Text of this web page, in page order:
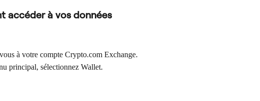
accéder à vos données
à votre compte Crypto.com Exchange.
principal, sélectionnez Wallet.